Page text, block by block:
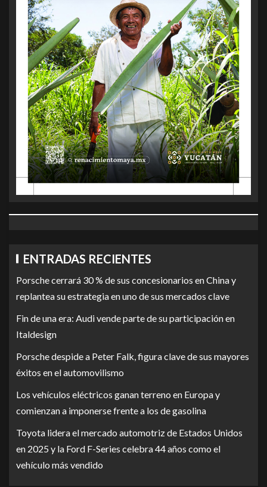
ENTRADAS RECIENTES
Porsche cerrará 30 % de sus concesionarios en China y
replantea su estrategia en uno de sus mercados clave
Fin de una era: Audi vende parte de su participación en
Italdesign
Porsche despide a Peter Falk, figura clave de sus mayores
éxitos en el automovilismo
Los vehículos eléctricos ganan terreno en Europa y
comienzan a imponerse frente a los de gasolina
Toyota lidera el mercado automotriz de Estados Unidos
en 2025 y la Ford F-Series celebra 44 años como el
vehículo más vendido